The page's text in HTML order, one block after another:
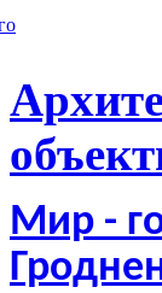
Мир -